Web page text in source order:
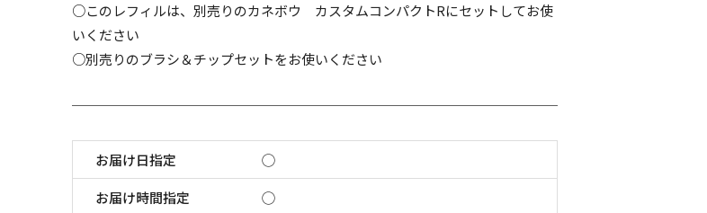
○このレフィルは、別売りのカネボウ カスタムコンパクトRにセットしてお使
いください
○別売りのブラシ＆チップセットをお使いください
お届け日指定
◯
お届け時間指定
◯